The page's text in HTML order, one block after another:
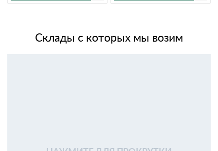
Склады с которых мы возим